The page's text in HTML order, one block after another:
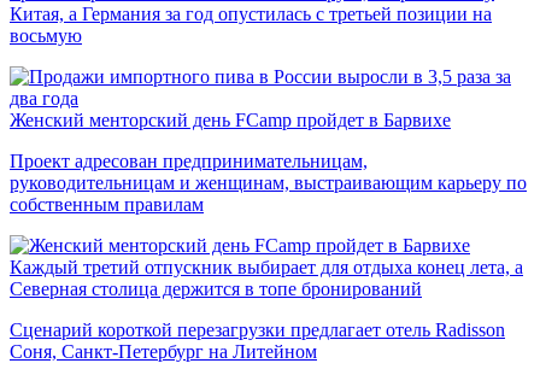
Китая, а Германия за год опустилась с третьей позиции на
восьмую
Женский менторский день FCamp пройдет в Барвихе
Проект адресован предпринимательницам,
руководительницам и женщинам, выстраивающим карьеру по
собственным правилам
Каждый третий отпускник выбирает для отдыха конец лета, а
Северная столица держится в топе бронирований
Сценарий короткой перезагрузки предлагает отель Radisson
Соня, Санкт-Петербург на Литейном